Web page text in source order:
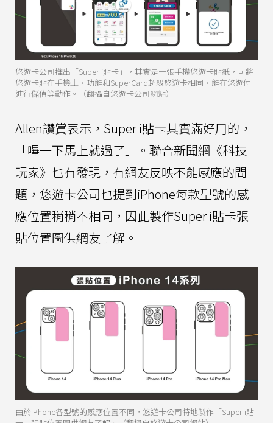
悠遊卡公司推出「Super i貼卡」，其實是一張手機悠遊卡貼紙，可將
悠遊卡貼在手機上，功能和SuperCard超級悠遊卡相同，能在悠遊付
進行儲值等動作。（翻攝自悠遊卡公司網站）
Allen讚賞表示，Super i貼卡其實滿好用的，
「嗶一下馬上就過了」。聯合新聞網《科技
玩家》也有發現，有網友反映不能感應的問
題，悠遊卡公司也提到iPhone每款型號的感
應位置稍稍不相同，因此製作Super i貼卡張
貼位置圖供網友了解。
由於iPhone各型號的感應位置不同，悠遊卡公司特地製作「Super i貼